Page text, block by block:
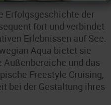
Erfolgsgeschichte der
fort und verbindet
Erlebnissen auf See.
Aqua bietet sie
und das
Freestyle Cruising,
bei der Gestaltung ihres